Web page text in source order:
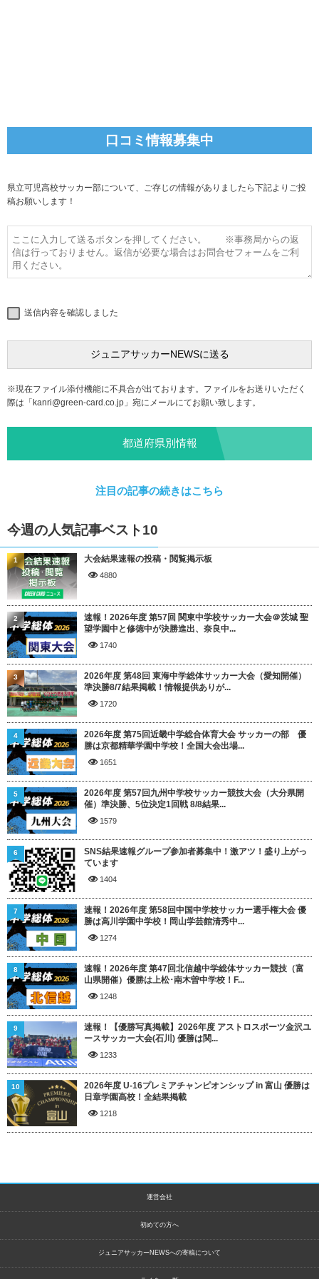
口コミ情報募集中
県立可児高校サッカー部について、ご存じの情報がありましたら下記よりご投
稿お願いします！
送信内容を確認しました
※現在ファイル添付機能に不具合が出ております。ファイルをお送りいただく
際は「kanri@green-card.co.jp 」宛にメールにてお願い致します。
都道府県別情報
注目の記事の続きはこちら
今週の人気記事ベスト10
大会結果速報の投稿・閲覧掲示板
4880
1
速報！2026年度 第57回 関東中学校サッカー大会＠茨城 聖
望学園中と修徳中が決勝進出、奈良中...
1740
2
2026年度 第48回 東海中学総体サッカー大会（愛知開催）
準決勝8/7結果掲載！情報提供ありが...
1720
3
2026年度 第75回近畿中学総合体育大会 サッカーの部 優
勝は京都精華学園中学校！全国大会出場...
1651
4
2026年度 第57回九州中学校サッカー競技大会（大分県開
催）準決勝、5位決定1回戦 8/8結果...
1579
5
SNS結果速報グループ参加者募集中！激アツ！盛り上がっ
ています
1404
6
速報！2026年度 第58回中国中学校サッカー選手権大会 優
勝は高川学園中学校！岡山学芸館清秀中...
1274
7
速報！2026年度 第47回北信越中学総体サッカー競技（富
山県開催）優勝は上松･南木曽中学校！F...
1248
8
速報！【優勝写真掲載】2026年度 アストロスポーツ金沢ユ
ースサッカー大会(石川) 優勝は関...
1233
9
2026年度 U-16プレミアチャンピオンシップ in 富山 優勝は
日章学園高校！全結果掲載
1218
10
運営会社
初めての方へ
ジュニアサッカーNEWSへの寄稿について